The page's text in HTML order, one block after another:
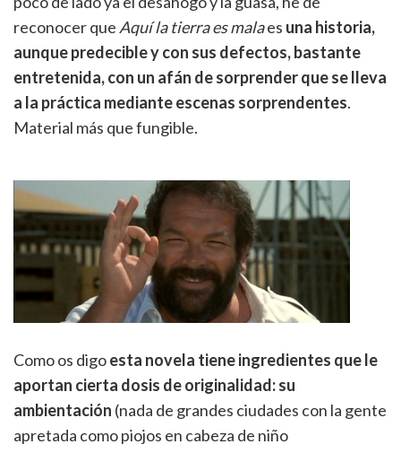
reconocer que Aquí la tierra es malaes una historia,
aunque predecible y con sus defectos, bastante
entretenida, con un afán de sorprender que se lleva
a la práctica mediante escenas sorprendentes.
Material más que fungible.
Como os digoesta novela tiene ingredientes que le
aportan cierta dosis de originalidad: su
ambientación (nada de grandes ciudades con la gente
apretada como piojos en cabeza de niño